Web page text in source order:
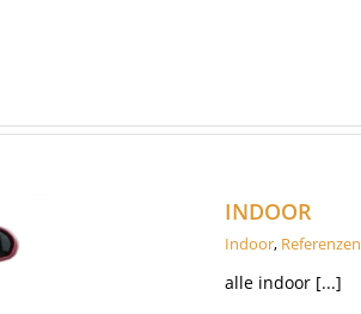
INDOOR
Indoor, Referenzen
alle indoor [...]